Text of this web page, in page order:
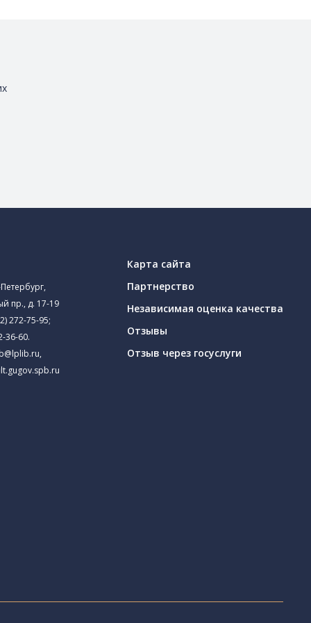
пр., д. 17-19
272-75-95;
36-60.
,
Карта сайта
Партнерство
Независимая оценка качества
Отзывы
Отзыв через госуслуги